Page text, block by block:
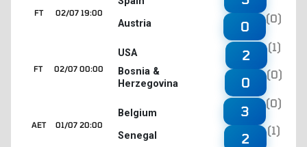
02/07 19:00
FT
Austria
0
(0)
02/07 00:00
FT
USA
Bosnia &
Herzegovina
2
(1)
0
(0)
01/07 20:00
AET
Belgium
Senegal
3
(0)
2
(1)